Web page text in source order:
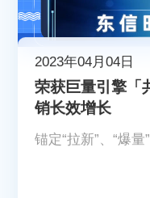
2023年04月04日
荣获巨量引擎「
销长效增长
锚定“拉新”、“爆